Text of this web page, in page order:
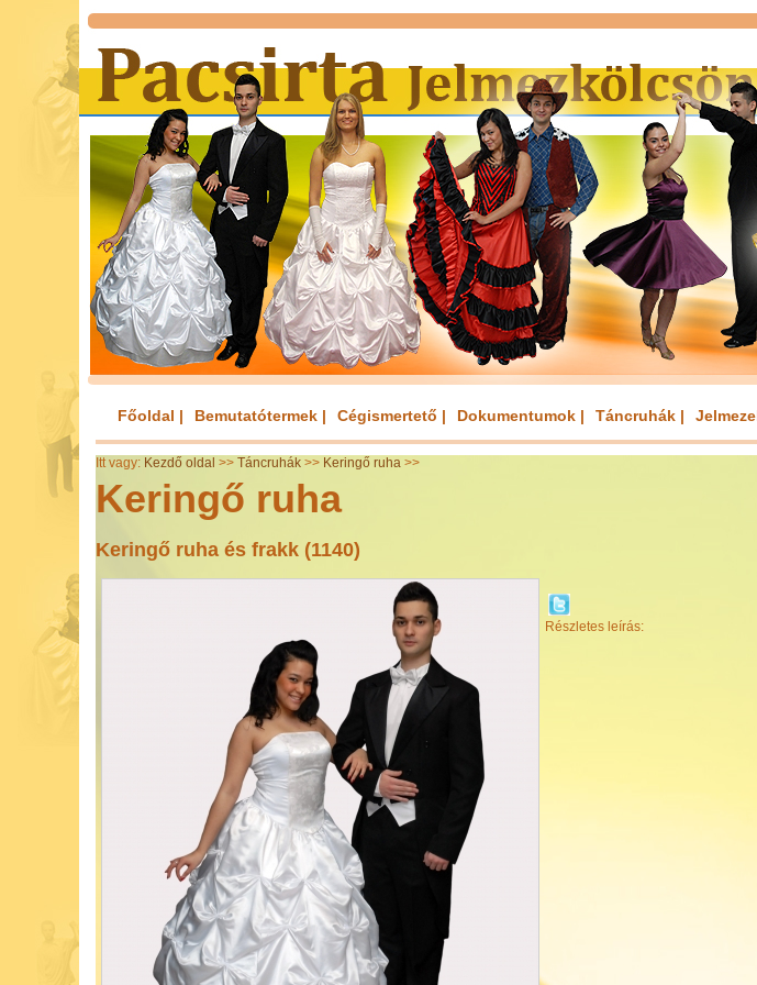
Főoldal | Bemutatótermek | Cégismertető | Dokumentumok | Táncruhák |
Itt vagy: Kezdő oldal >> Táncruhák >> Keringő ruha >>
Keringő ruha
Keringő ruha és frakk (1140)
Részletes leírás: